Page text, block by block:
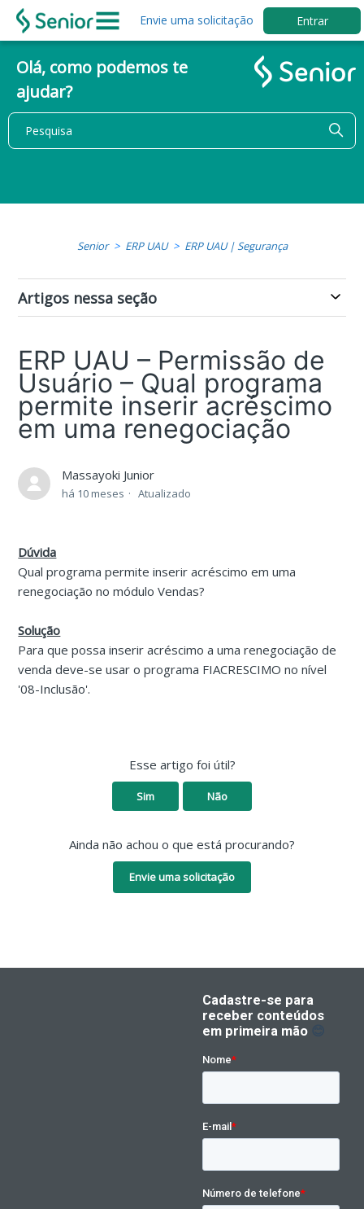
Envie uma solicitação Entrar
Olá, como podemos te
ajudar?
Senior ERP UAU ERP UAU | Segurança
Artigos nessa seção
ERP UAU – Permissão de
Usuário – Qual programa
permite inserir acréscimo
em uma renegociação
Massayoki Junior
há 10 meses Atualizado
Dúvida
Qual programa permite inserir acréscimo em uma
renegociação no módulo Vendas?
Solução
Para que possa inserir acréscimo a uma renegociação de
venda deve-se usar o programa FIACRESCIMO no nível
'08-Inclusão'.
Esse artigo foi útil?
Sim Não
Ainda não achou o que está procurando?
Envie uma solicitação